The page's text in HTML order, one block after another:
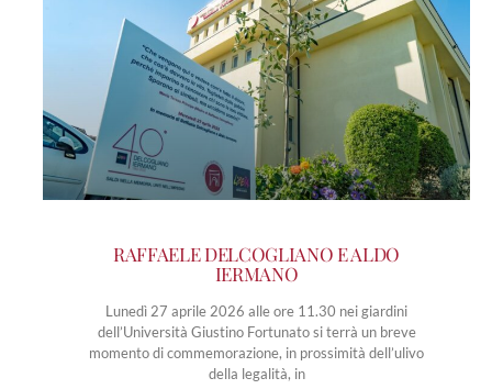
RAFFAELE DELCOGLIANO E ALDO
IERMANO
Lunedì 27 aprile 2026 alle ore 11.30 nei giardini
dell’Università Giustino Fortunato si terrà un breve
momento di commemorazione, in prossimità dell’ulivo
della legalità, in